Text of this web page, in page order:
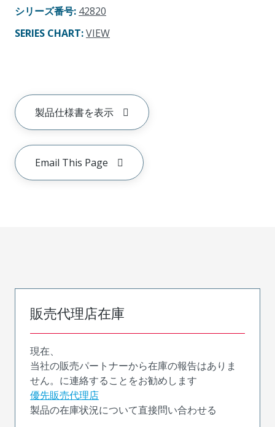
シリーズ番号: 42820
SERIES CHART:VIEW
製品仕様書を表示
Email This Page
販売代理店在庫
現在、
当社の販売パートナーから在庫の報告はありま
せん。に連絡することをお勧めします
優先販売代理店
製品の在庫状況について直接問い合わせる